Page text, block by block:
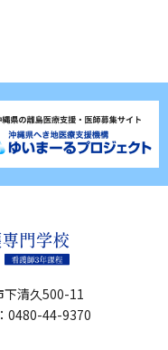
清久500-11
0480-44-9370